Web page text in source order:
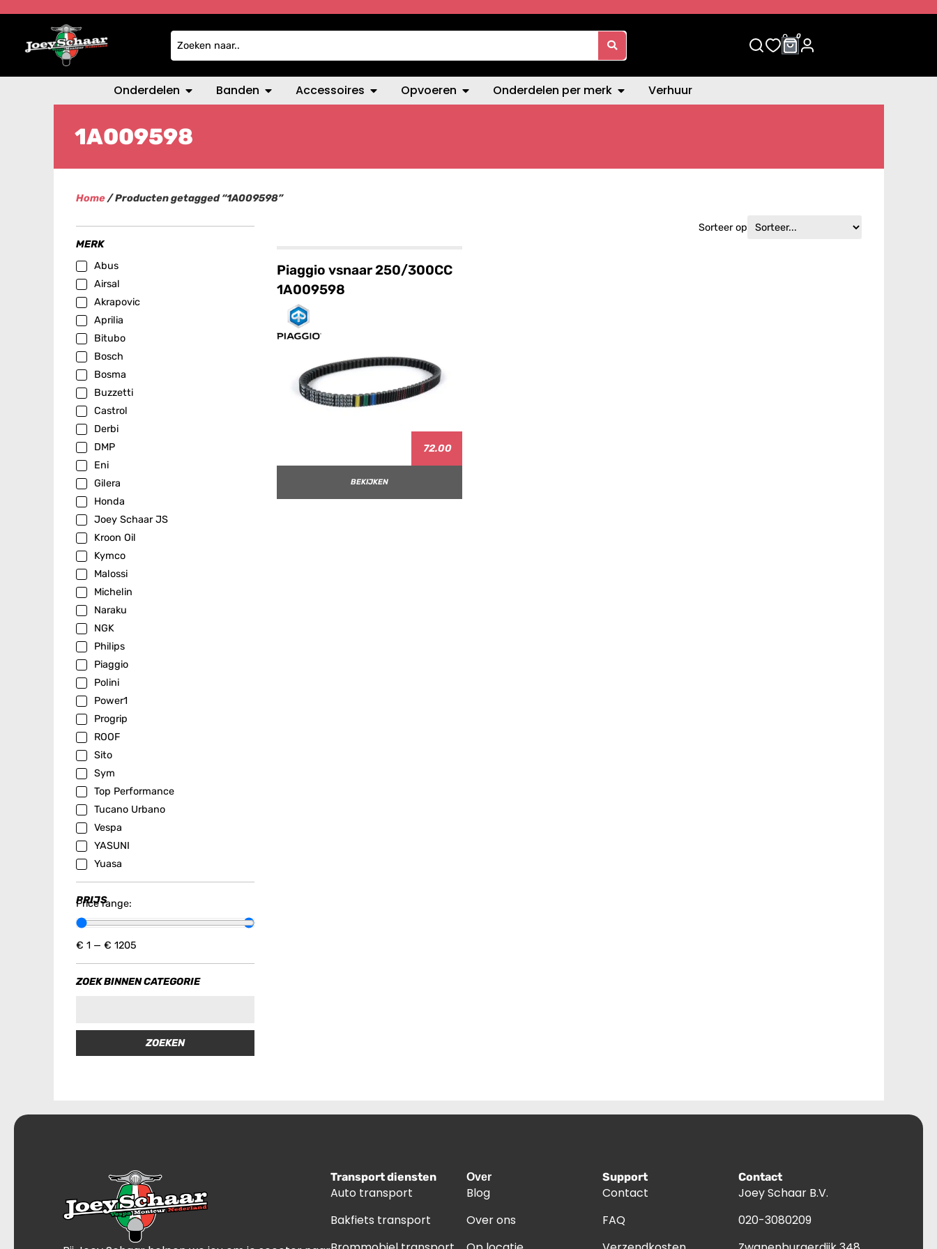
0 0
Onderdelen Banden Accessoires Opvoeren Onderdelen per merk Verhuur
1A009598
Home/ Producten getagged “1A009598”
MERK
Abus
Airsal
Akrapovic
Aprilia
Bitubo
Bosch
Bosma
Buzzetti
Castrol
Derbi
DMP
Eni
Gilera
Honda
Joey Schaar JS
Kroon Oil
Kymco
Malossi
Michelin
Naraku
NGK
Philips
Piaggio
Polini
Power1
Progrip
ROOF
Sito
Sym
Top Performance
Tucano Urbano
Vespa
YASUNI
Yuasa
PRIJS
Price range:
€ 1 — € 1205
ZOEK BINNEN CATEGORIE
ZOEKEN
Sorteer op
Piaggio vsnaar 250/300CC
1A009598
72.00
BEKIJKEN
Transport diensten
Auto transport
Bakfiets transport
Over
Blog
Over ons
Support
Contact
FAQ
Contact
Joey Schaar B.V.
020-3080209